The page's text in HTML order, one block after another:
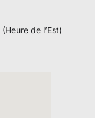
(Heure de l’Est)